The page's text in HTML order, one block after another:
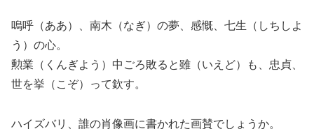
嗚呼（ああ）、南木（なぎ）の夢、感慨、七生（しちしよ
う）の心。
勲業（くんぎよう）中ごろ敗ると雖（いえど）も、忠貞、
世を挙（こぞ）って欽す。
ハイズバリ、誰の肖像画に書かれた画賛でしょうか。